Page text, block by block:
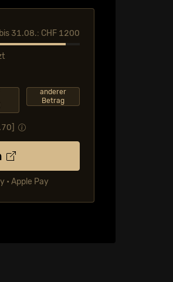
31.08.: CHF 1200
anderer
Betrag
• Apple Pay